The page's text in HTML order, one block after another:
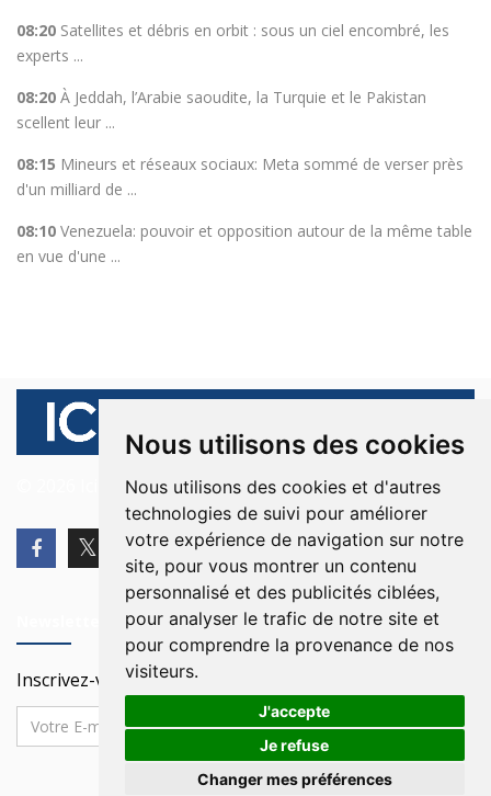
Nous utilisons des cookies
Nous utilisons des cookies et d'autres
technologies de suivi pour améliorer
votre expérience de navigation sur notre
site, pour vous montrer un contenu
personnalisé et des publicités ciblées,
pour analyser le trafic de notre site et
pour comprendre la provenance de nos
visiteurs.
J'accepte
Je refuse
Changer mes préférences
08:20 Satellites et débris en orbit : sous un ciel encombré, les
experts ...
08:20 À Jeddah, l’Arabie saoudite, la Turquie et le Pakistan
scellent leur ...
08:15 Mineurs et réseaux sociaux: Meta sommé de verser près
d'un milliard de ...
08:10 Venezuela: pouvoir et opposition autour de la même table
en vue d'une ...
© 2026 Ici Beyrouth. Tous les droits sont réservés.
Inscrivez-vous à notre Newsletter